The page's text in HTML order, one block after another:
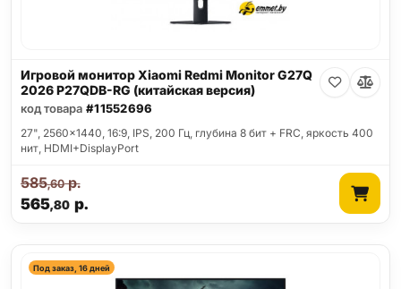
Игровой монитор Xiaomi Redmi Monitor G27Q
2026 P27QDB-RG (китайская версия)
код товара #11552696
27", 2560x1440, 16:9, IPS, 200 Гц, глубина 8 бит + FRC, яркость 400
нит, HDMI+DisplayPort
565,80р.
585,60р.
Под заказ, 16 дней